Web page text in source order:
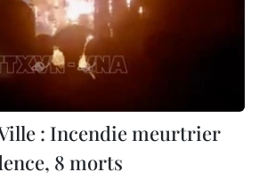
: Incendie meurtrier
8 morts